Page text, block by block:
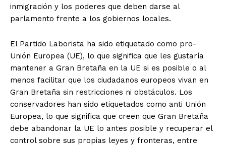
inmigración y los poderes que deben darse al
parlamento frente a los gobiernos locales.
El Partido Laborista ha sido etiquetado como pro-
Unión Europea (UE), lo que significa que les gustaría
mantener a Gran Bretaña en la UE si es posible o al
menos facilitar que los ciudadanos europeos vivan en
Gran Bretaña sin restricciones ni obstáculos. Los
conservadores han sido etiquetados como anti Unión
Europea, lo que significa que creen que Gran Bretaña
debe abandonar la UE lo antes posible y recuperar el
control sobre sus propias leyes y fronteras, entre